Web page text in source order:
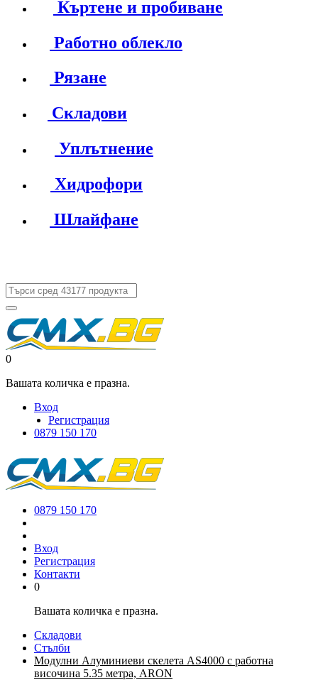
Къртене и пробиване
Работно облекло
Рязане
Складови
Уплътнение
Хидрофори
Шлайфане
0
Вашата количка е празна.
Вход
Регистрация
0879 150 170
0879 150 170
Вход
Регистрация
Контакти
0
Вашата количка е празна.
Складови
Стълби
Модулни Алуминиеви скелета AS4000 с работна
височина 5.35 метра, ARON